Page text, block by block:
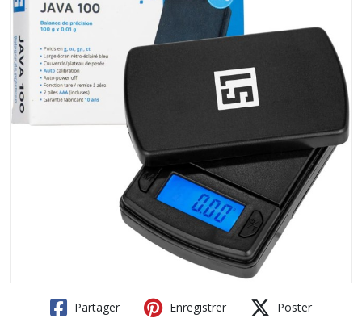
Partager Enregistrer Poster